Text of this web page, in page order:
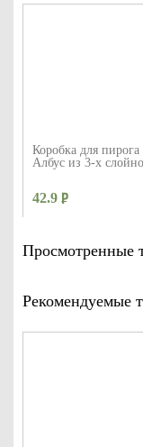
Коробка для
Албус из 3-х
42.9
Просмотренные
Рекомендуемые